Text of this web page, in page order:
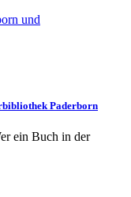
und
Paderborn
ein Buch in der